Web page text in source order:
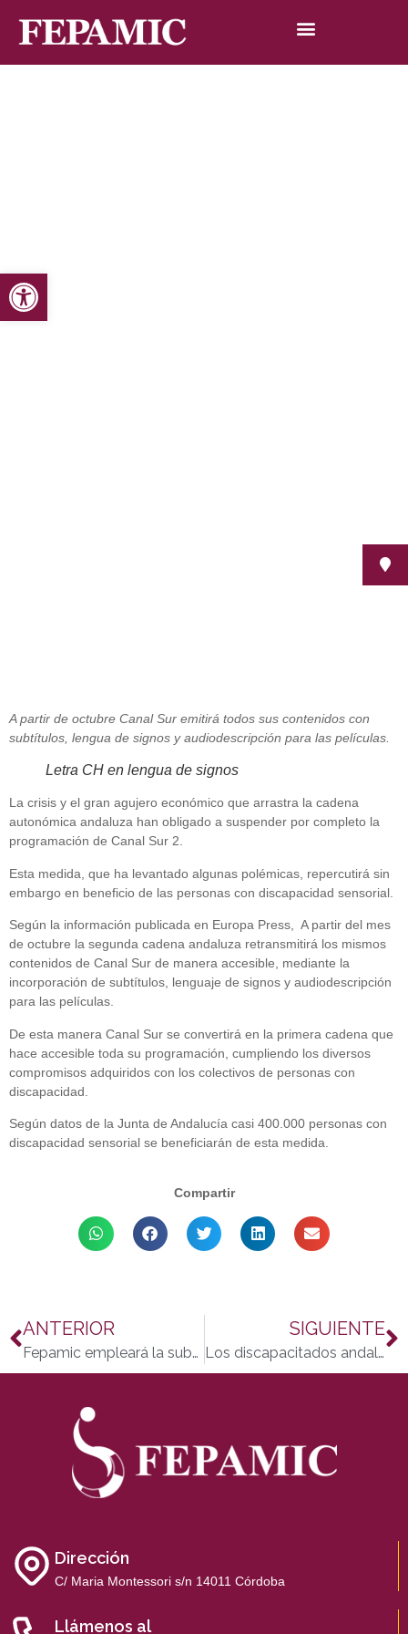
Abrir barra de herramientas
Inicio
A partir de octubre Canal Sur emitirá todos sus contenidos con
subtítulos, lengua de signos y audiodescripción para las películas.
Letra CH en lengua de signos
La crisis y el gran agujero económico que arrastra la cadena
autonómica andaluza han obligado a suspender por completo la
programación de Canal Sur 2.
Esta medida, que ha levantado algunas polémicas, repercutirá sin
embargo en beneficio de las personas con discapacidad sensorial.
Según la información publicada en Europa Press, A partir del mes
de octubre la segunda cadena andaluza retransmitirá los mismos
contenidos de Canal Sur de manera accesible, mediante la
incorporación de subtítulos, lenguaje de signos y audiodescripción
para las películas.
De esta manera Canal Sur se convertirá en la primera cadena que
hace accesible toda su programación, cumpliendo los diversos
compromisos adquiridos con los colectivos de personas con
discapacidad.
Según datos de la Junta de Andalucía casi 400.000 personas con
discapacidad sensorial se beneficiarán de esta medida.
Compartir
ANTERIOR
Fepamic empleará la subvención de Cajasur en material para la Residencia
SIGUIENTE
Los discapacitados andaluces se movilizarán contra los recortes
Dirección
C/ Maria Montessori s/n 14011 Córdoba
Llámenos al